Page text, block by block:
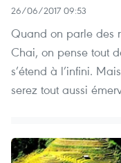
26/06/2017 09:53
Quand on parle des
Chai, on pense tout
s’étend à l’infini.
serez tout aussi